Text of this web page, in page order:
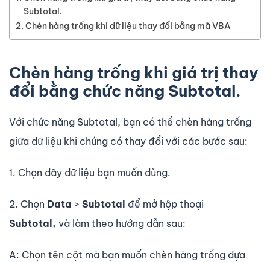
Subtotal.
Chèn hàng trống khi dữ liệu thay đổi bằng mã VBA
Chèn hàng trống khi giá trị thay
đổi bằng chức năng Subtotal.
Với chức năng Subtotal, bạn có thể chèn hàng trống
giữa dữ liệu khi chúng có thay đổi với các bước sau:
1. Chọn dãy dữ liệu bạn muốn dùng.
2. Chọn Data > Subtotal để mở hộp thoại
Subtotal, và làm theo hướng dẫn sau:
A: Chọn tên cột mà bạn muốn chèn hàng trống dựa